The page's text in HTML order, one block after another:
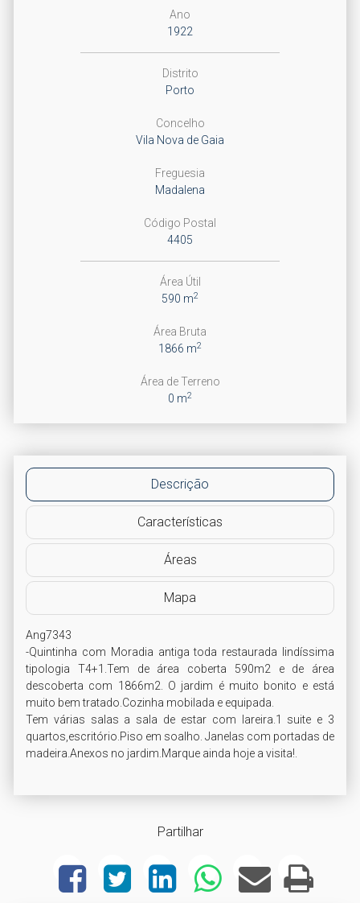
Ano
1922
Distrito
Porto
Concelho
Vila Nova de Gaia
Freguesia
Madalena
Código Postal
4405
Área Útil
590 m2
Área Bruta
1866 m2
Área de Terreno
0 m2
Partilhar
Descrição
Características
Áreas
Mapa
Ang7343
-Quintinha com Moradia antiga toda restaurada lindíssima
tipologia T4+1.Tem de área coberta 590m2 e de área
descoberta com 1866m2. O jardim é muito bonito e está
muito bem tratado.Cozinha mobilada e equipada.
Tem várias salas a sala de estar com lareira.1 suite e 3
quartos,escritório.Piso em soalho. Janelas com portadas de
madeira.Anexos no jardim.Marque ainda hoje a visita!.